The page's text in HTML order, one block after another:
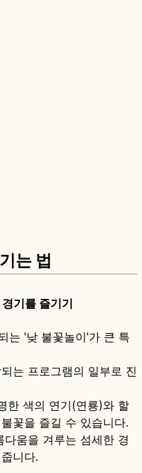
는 법
기를 즐기기
는 '낮 불꽃놀이'가 큰 특
는 프로그램의 일부로 진
한 색의 연기(연룡)와 할
꽃을 즐길 수 있습니다.
움을 겨루는 섬세한 경
니다.